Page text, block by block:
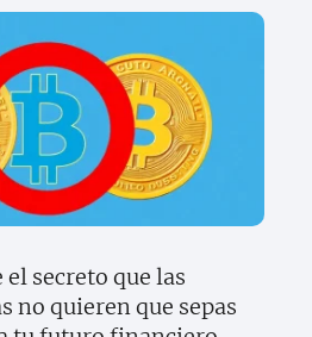
el secreto que las
no quieren que sepas